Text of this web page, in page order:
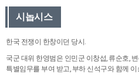
시놉시스
한국 전쟁이 한창이던 당시.
국군 대위 한영범은 인민군 이창섭, 류순호,
특별임무를 부여 받고, 부하 신석구와 함께 이